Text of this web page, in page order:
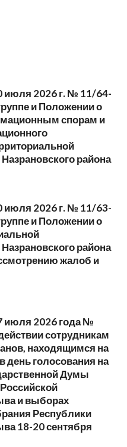
июля 2026 г. № 11/64-
и Положении о
спорам и
района
июля 2026 г. № 11/63-
и Положении о
района
жалоб и
июля 2026 года №
сотрудникам
находящимся на
день голосования на
Думы
и выборах
Республики
18-20 сентября